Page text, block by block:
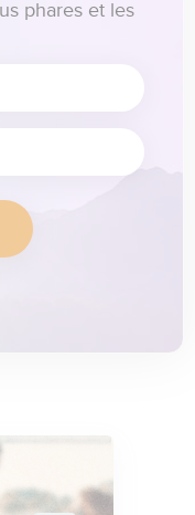
phares et les